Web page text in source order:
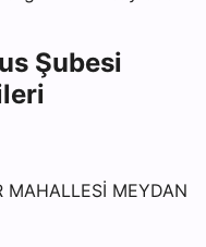
Şubesi
MAHALLESİ MEYDAN